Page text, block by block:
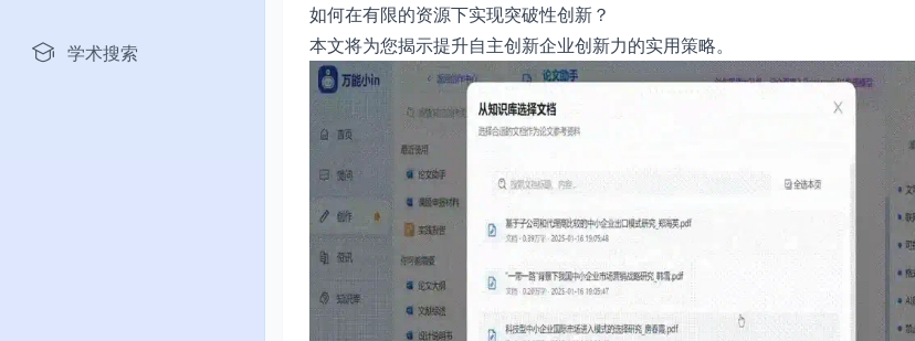
学术搜索
如何在有限的资源下实现突破性创新？
本文将为您揭示提升自主创新企业创新力的实用策略。